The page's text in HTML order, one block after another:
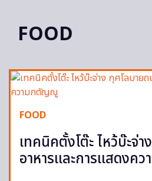
FOOD
FOOD
เทคนิคตั้งโต๊ะ ไหว้บ๊ะจ่
อาหารและการแสดง